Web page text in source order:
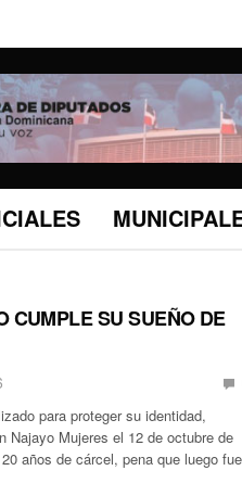
CUMPLE SU SUEÑO DE
para proteger su identidad,
Najayo Mujeres el 12 de octubre de
años de cárcel, pena que luego fue